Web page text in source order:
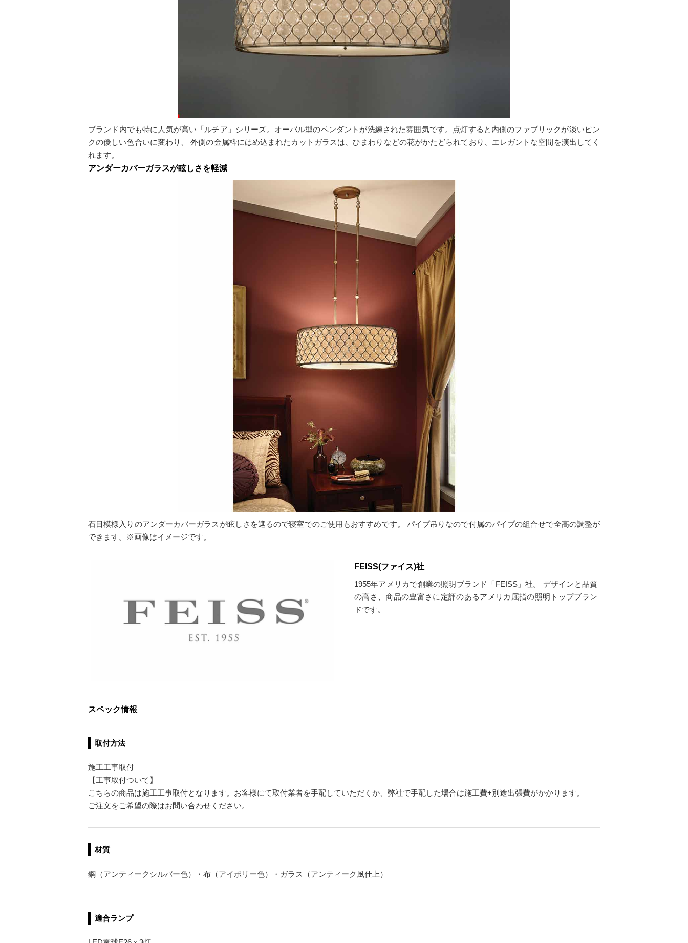
ブランド内でも特に人気が高い「ルチア」シリーズ。オーバル型のペンダントが洗練された雰囲気です。点灯すると内側のファブリックが淡いピン
クの優しい色合いに変わり、 外側の金属枠にはめ込まれたカットガラスは、ひまわりなどの花がかたどられており、エレガントな空間を演出してく
れます。
アンダーカバーガラスが眩しさを軽減
石目模様入りのアンダーカバーガラスが眩しさを遮るので寝室でのご使用もおすすめです。 パイプ吊りなので付属のパイプの組合せで全高の調整が
できます。※画像はイメージです。
FEISS(ファイス)社
1955年アメリカで創業の照明ブランド「FEISS」社。 デザインと品質
の高さ、商品の豊富さに定評のあるアメリカ屈指の照明トップブラン
ドです。
スペック情報
取付方法
施工工事取付
【工事取付ついて】
こちらの商品は施工工事取付となります。お客様にて取付業者を手配していただくか、弊社で手配した場合は施工費+別途出張費がかかります。
ご注文をご希望の際はお問い合わせください。
材質
鋼（アンティークシルバー色）・布（アイボリー色）・ガラス（アンティーク風仕上）
適合ランプ